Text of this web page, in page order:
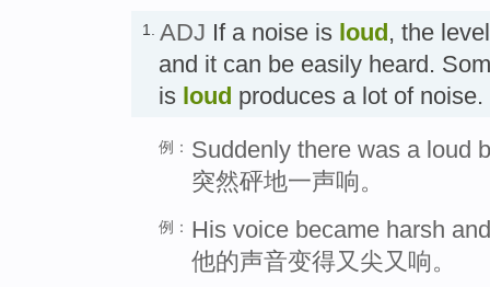
1. ADJ If a noise is loud, the
and it can be easily heard.
is loud produces a lot of
例： Suddenly there was a loud
突然砰地一声响。
例： His voice became harsh
他的声音变得又尖又响。